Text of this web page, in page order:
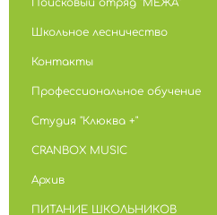
Поисковый отряд "МЕЖА"
Школьное лесничество
Контакты
Профессиональное обучение
Студия "Клюква +"
CRANBOX MUSIC
Архив
ПИТАНИЕ ШКОЛЬНИКОВ